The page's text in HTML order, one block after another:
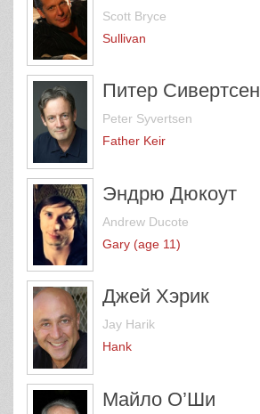
Scott Bryce
Sullivan
Питер Сивертсен
Peter Syvertsen
Father Keir
Эндрю Дюкоут
Andrew Ducote
Gary (age 11)
Джей Хэрик
Jay Harik
Hank
Майло О’Ши